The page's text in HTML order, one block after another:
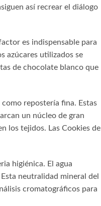
así recrear el diálogo
es indispensable para
azúcares utilizados se
de chocolate blanco que
repostería fina. Estas
un núcleo de gran
los tejidos. Las Cookies de
higiénica. El agua
neutralidad mineral del
cromatográficos para